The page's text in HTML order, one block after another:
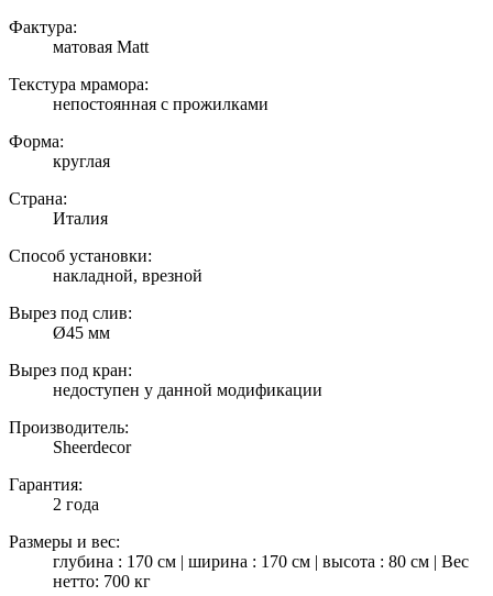
Фактура:
матовая Matt
Текстура мрамора:
непостоянная с прожилками
Форма:
круглая
Страна:
Италия
Способ установки:
накладной, врезной
Вырез под слив:
Ø45 мм
Вырез под кран:
недоступен у данной модификации
Производитель:
Sheerdecor
Гарантия:
2 года
Размеры и вес:
глубина : 170 см | ширина : 170 см | высота : 80 см | Вес
нетто: 700 кг